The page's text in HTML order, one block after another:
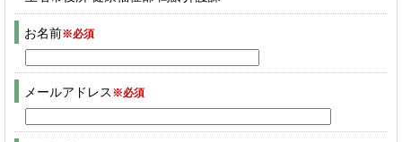
お名前※必須
メールアドレス ※必須